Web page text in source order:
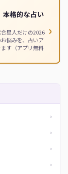
本格的な占い
星人だけの2026
悩みを、占いア
す（アプリ無料
›
›
›
›
›